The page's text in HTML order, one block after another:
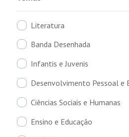
Literatura
Banda Desenhada
Infantis e Juvenis
Desenvolvimento Pessoal e
Ciências Sociais e Humanas
Ensino e Educação